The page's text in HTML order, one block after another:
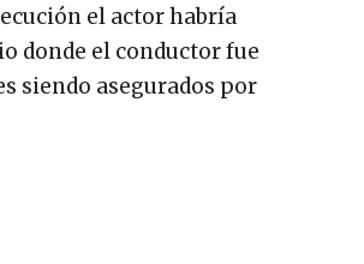
el actor habría
donde el conductor fue
siendo asegurados por